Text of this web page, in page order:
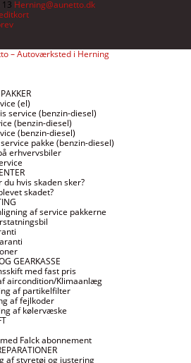
13 Herning@aunetto.dk
(el)
service (benzin-diesel)
(benzin-diesel)
(benzin-diesel)
pakke (benzin-diesel)
erhvervsbiler
du hvis skaden sker?
skadet?
af service pakkerne
GEARKASSE
med fast pris
aircondition/Klimaanlæg
af partikelfilter
af fejlkoder
af kølervæske
Falck abonnement
af styretøj og justering